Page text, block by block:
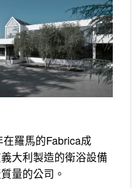
羅馬的Fabrica成
大利製造的衛浴設備
量的公司。